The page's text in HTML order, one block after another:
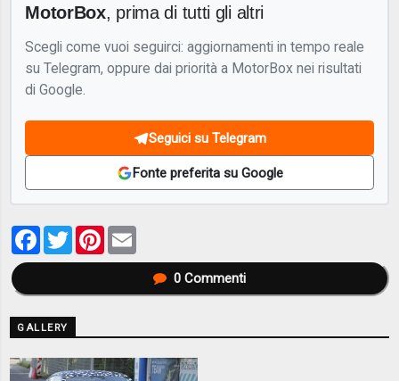
MotorBox, prima di tutti gli altri
Scegli come vuoi seguirci: aggiornamenti in tempo reale
su Telegram, oppure dai priorità a MotorBox nei risultati
di Google.
Seguici su Telegram
Fonte preferita su Google
Facebook
TwitterPinterest
0Commenti
GALLERY